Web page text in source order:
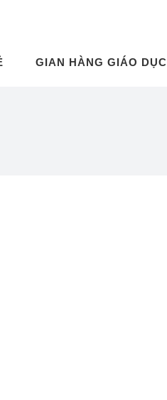
GIAN HÀNG GIÁO DỤC